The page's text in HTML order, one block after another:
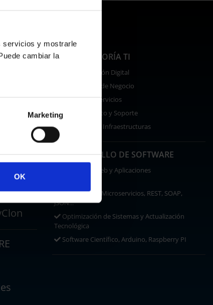
servicios y mostrarle
cambiar la
Marketing
OK
CYBER
CONSULTORÍA TI
Transformación Digital
Continuidad de Negocio
Gestión de Servicios
Asesoramiento y Soporte
Seguridad de Infraestructuras
DESARROLLO DE SOFTWARE
Desarrollo Web y Aplicaciones
SaaS, Spring, Microservicios, REST, SOAP,
JSON...
Optimización de Sistemas y Actualización
Tecnológica
Software Científico, Arduino, Raspberry PI